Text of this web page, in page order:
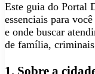
Este guia do Portal
essenciais para
e onde buscar
de família, criminais
1. Sobre a